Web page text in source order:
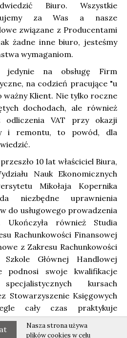
Biuro. Wszystkie
za Was a nasze
związane z Producentami
żadne inne biuro, jesteśmy
wymaganiom.
jedynie na obsługę Firm
na codzień pracujące "u
ważny Klient. Nie tylko roczne
dochodach, ale również
odliczenia VAT przy okazji
i remontu, to powód, dla
10 lat właściciel Biura,
Nauk Ekonomicznych
Mikołaja Kopernika
niezbędne uprawnienia
do usługowego prowadzenia
Ukończyła również Studia
Rachunkowości Finansowej
z Zakresu Rachunkowości
Głównej Handlowej
podnosi swoje kwalifikacje
kursach
Stowarzyszenie Księgowych
cały czas praktykuje
polskiej Spółdzielni
Nasza strona używa
plików cookies w celu